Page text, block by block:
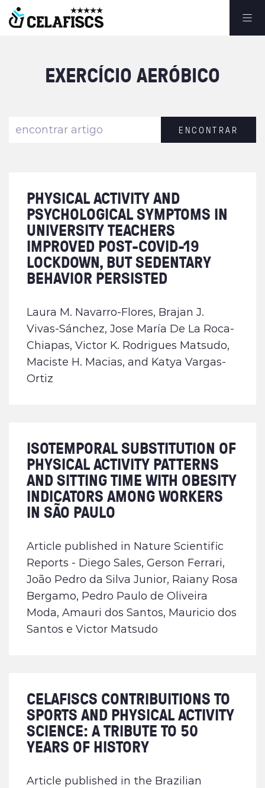
EXERCÍCIOAERÓBICO
E NCONT RAR
PHYSICAL ACTIVITY AND
PSYCHOLOGICAL SYMPTOMS IN
UNIVERSITY TEACHERS
IMPROVED POST-COVID-19
LOCKDOWN, BUT SEDENTARY
BEHAVIOR PERSISTED
Laura M. Navarro-Flores, Brajan J.
Vivas-Sánchez, Jose María De La Roca-
Chiapas, Victor K. Rodrigues Matsudo,
Maciste H. Macias, and Katya Vargas-
Ortiz
ISOTEMPORAL SUBSTITUTION OF
PHYSICAL ACTIVITY PATTERNS
AND SITTING TIME WITH OBESITY
INDICATORS AMONG WORKERS
IN SÃO PAULO
Article published in Nature Scientific
Reports - Diego Sales, Gerson Ferrari,
João Pedro da Silva Junior, Raiany Rosa
Bergamo, Pedro Paulo de Oliveira
Moda, Amauri dos Santos, Mauricio dos
Santos e Victor Matsudo
CELAFISCS CONTRIBUITIONS TO
SPORTS AND PHYSICAL ACTIVITY
SCIENCE: A TRIBUTE TO 50
YEARS OF HISTORY
Article published in the Brazilian